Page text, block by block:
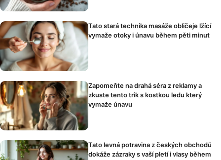
Tato stará technika masáže obličeje lžící
vymaže otoky i únavu během pěti minut
Zapomeňte na drahá séra z reklamy a
zkuste tento trik s kostkou ledu který
vymaže únavu
Tato levná potravina z českých obchodů
dokáže zázraky s vaší pletí i vlasy během